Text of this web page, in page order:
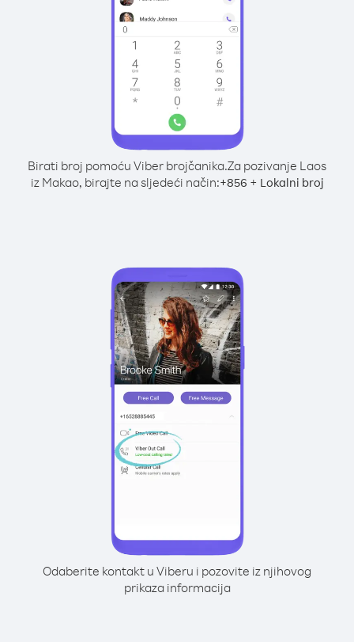
Birati broj pomoću Viber brojčanika.Za pozivanje Laos
iz Makao, birajte na sljedeći način:+856 + Lokalni broj
Odaberite kontakt u Viberu i pozovite iz njihovog
prikaza informacija